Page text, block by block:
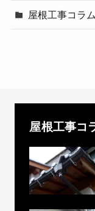
屋根工事コラム
屋根工事コ